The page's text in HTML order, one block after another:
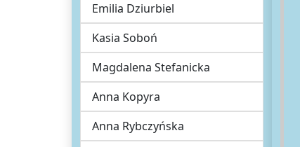
Emilia Dziurbiel
Kasia Soboń
Magdalena Stefanicka
Anna Kopyra
Anna Rybczyńska